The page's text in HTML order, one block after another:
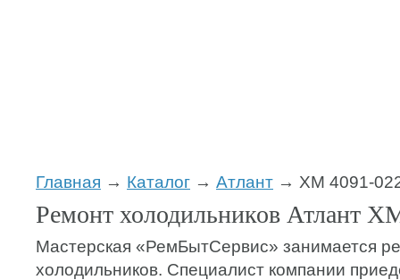
Главная → Каталог → Атлант → ХМ 4091-
Ремонт холодильников Атлант
Мастерская «РемБытСервис» занимается
холодильников. Специалист компании